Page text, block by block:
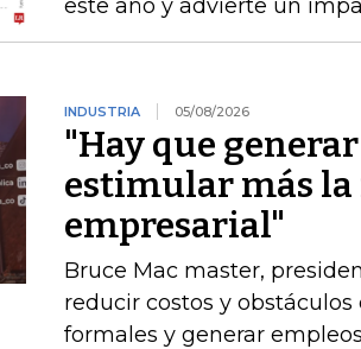
este año y advierte un
INDUSTRIA 05/08/2026
"Hay que
estimular más
empresarial"
Bruce Mac master,
reducir costos y
formales y generar